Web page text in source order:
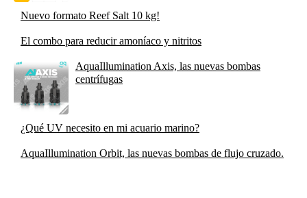
Nuevo formato Reef Salt 10 kg!
El combo para reducir amoníaco y nitritos
AquaIllumination Axis, las nuevas bombas
centrífugas
¿Qué UV necesito en mi acuario marino?
AquaIllumination Orbit, las nuevas bombas de flujo cruzado.